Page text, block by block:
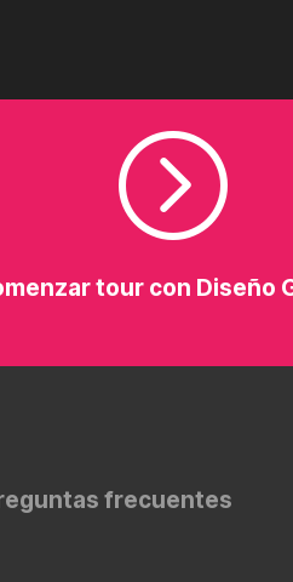
=
tour con Diseño
frecuentes